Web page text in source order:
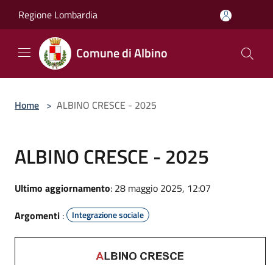
Regione Lombardia
Comune di Albino
Home > ALBINO CRESCE - 2025
ALBINO CRESCE - 2025
Ultimo aggiornamento: 28 maggio 2025, 12:07
Argomenti : Integrazione sociale